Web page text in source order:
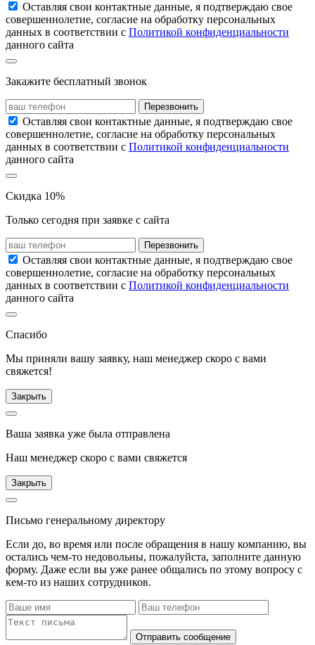
Оставляя свои контактные данные, я подтверждаю свое
совершеннолетие, согласие на обработку персональных
данных в соответствии с Политикой конфиденциальности
данного сайта
Закажите бесплатный звонок
Перезвонить
Оставляя свои контактные данные, я подтверждаю свое
совершеннолетие, согласие на обработку персональных
данных в соответствии с Политикой конфиденциальности
данного сайта
Скидка 10%
Только сегодня при заявке с сайта
Перезвонить
Оставляя свои контактные данные, я подтверждаю свое
совершеннолетие, согласие на обработку персональных
данных в соответствии с Политикой конфиденциальности
данного сайта
Спасибо
Мы приняли вашу заявку, наш менеджер скоро с вами
свяжется!
Закрыть
Ваша заявка уже была отправлена
Наш менеджер скоро с вами свяжется
Закрыть
Письмо генеральному директору
Если до, во время или после обращения в нашу компанию, вы
остались чем-то недовольны, пожалуйста, заполните данную
форму. Даже если вы уже ранее общались по этому вопросу с
кем-то из наших сотрудников.
Отправить сообщение